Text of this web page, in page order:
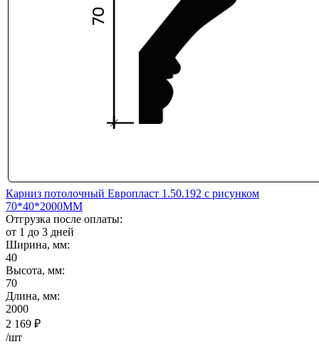
Карниз потолочный Европласт 1.50.192 с рисунком
70*40*2000ММ
Отгрузка после оплаты:
от 1 до 3 дней
Ширина, мм:
40
Высота, мм:
70
Длина, мм:
2000
2 169 ₽
/шт